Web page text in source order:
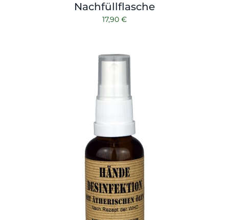
Nachfüllflasche
17,90 €